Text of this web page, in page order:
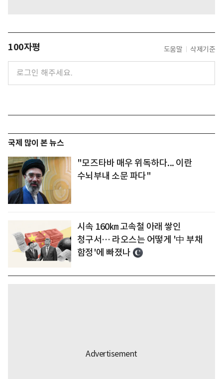
100자평 도움말 삭제기준
국제 많이 본 뉴스
"모즈타바 매우 위독하다... 이란
수뇌부내 소문 파다"
시속 160㎞ 고속철 아래 쌓인
청구서… 라오스는 어떻게 '中 부채
함정'에 빠졌나